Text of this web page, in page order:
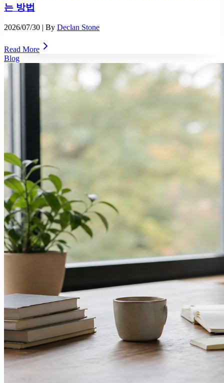
는 방법
2026/07/30 | By Declan Stone
Read More
Blog